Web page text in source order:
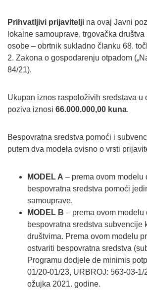
Prihvatljivi prijavitelji na ovaj Javni
lokalne samouprave, trgovačka
osobe – obrtnik sukladno članku 68.
2. Zakona o gospodarenju otpadom
84/21).
Ukupan iznos raspoloživih sredstava u
poziva iznosi 66.000.000,00 kuna.
Bespovratna sredstva pomoći i
putem dva modela ovisno o vrsti
MODEL A – prema ovom modelu
bespovratna sredstva pomoći
samouprave.
MODEL B – prema ovom
bespovratna sredstva subvencije
društvima. Prema ovom modelu
ostvariti bespovratna sredstva
Programu dodjele de minimis
01/20-01/23, URBROJ: 563-03-1/
ožujka 2021. godine.